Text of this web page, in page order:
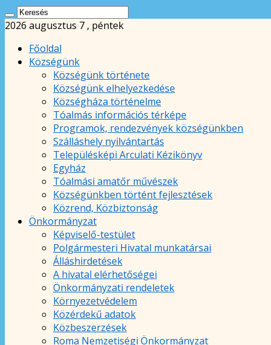
2026 augusztus 7 , péntek
Főoldal
Községünk
Községünk története
Községünk elhelyezkedése
Községháza történelme
Tóalmás információs térképe
Programok, rendezvények községünkben
Szálláshely nyilvántartás
Településképi Arculati Kézikönyv
Egyház
Tóalmási amatőr művészek
Községünkben történt fejlesztések
Közrend, Közbiztonság
Önkormányzat
Képviselő-testület
Polgármesteri Hivatal munkatársai
Álláshirdetések
A hivatal elérhetőségei
Önkormányzati rendeletek
Környezetvédelem
Közérdekű adatok
Közbeszerzések
Roma Nemzetiségi Önkormányzat